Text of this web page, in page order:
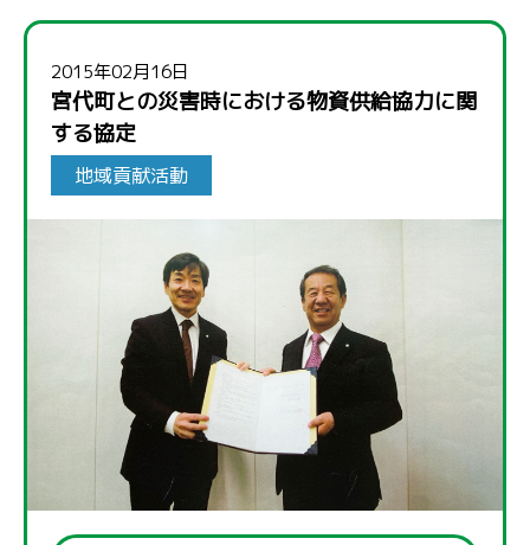
2015年02月16日
宮代町との災害時における物資供給協力に関
する協定
地域貢献活動